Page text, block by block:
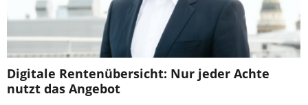
Digitale Rentenübersicht: Nur jeder Achte
nutzt das Angebot